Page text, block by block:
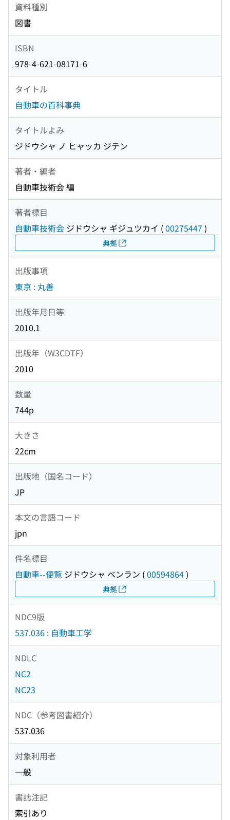
資料種別
図書
ISBN
978-4-621-08171-6
タイトル
自動車の百科事典
タイトルよみ
ジドウシャ ノ ヒャッカ ジテン
著者・編者
自動車技術会 編
著者標目
自動車技術会 ジドウシャ ギジュツカイ (00275447 )
典拠
出版事項
東京 : 丸善
出版年月日等
2010.1
出版年（W3CDTF）
2010
数量
744p
大きさ
22cm
出版地（国名コード）
JP
本文の言語コード
jpn
件名標目
自動車--便覧 ジドウシャ ベンラン (00594864)
典拠
NDC9版
537.036 : 自動車工学
NDLC
NC2
NC23
NDC（参考図書紹介）
537.036
対象利用者
一般
書誌注記
索引あり